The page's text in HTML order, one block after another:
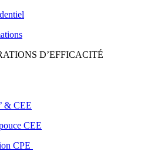
D’EFFICACITÉ
& CEE
CEE
CPE